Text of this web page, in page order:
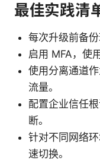
最佳实践清
每次升级前备份
启用 MFA，使
使用分离通道
流量。
配置企业信任
断。
针对不同网络
速切换。